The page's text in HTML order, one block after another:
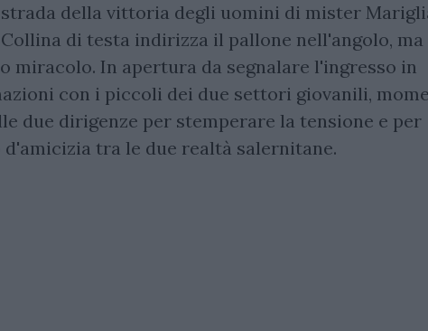
della vittoria degli uomini di mister
di testa indirizza il pallone nell'angolo,
miracolo. In apertura da segnalare l'ingresso in
con i piccoli dei due settori giovanili,
due dirigenze per stemperare la tensione e per
tra le due realtà salernitane.